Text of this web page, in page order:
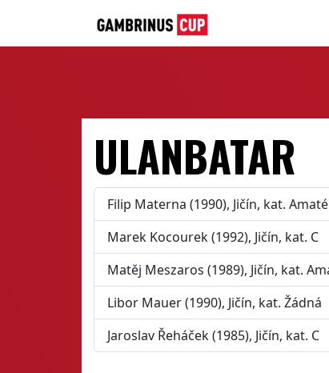
ULANBATAR
Filip Materna (1990), Jičín, kat.
Marek Kocourek (1992), Jičín, kat. C
Matěj Meszaros (1989), Jičín, kat.
Libor Mauer (1990), Jičín, kat. Žádná
Jaroslav Řeháček (1985), Jičín, kat. C